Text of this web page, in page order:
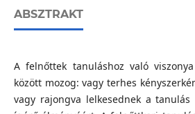
ABSZTRAKT
A felnőttek tanuláshoz való
között mozog: vagy terhes
vagy rajongva lelkesednek a